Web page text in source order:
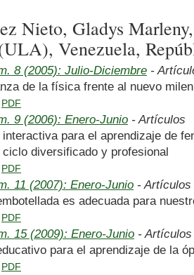
Nieto, Gladys
Venezuela,
8 (2005): Julio-Diciembre -
de la física frente al nuevo
PDF
9 (2006): Enero-Junio - Artículos
interactiva para el aprendizaje de
diversificado y profesional
PDF
11 (2007): Enero-Junio - Artículos
es adecuada para
PDF
15 (2009): Enero-Junio - Artículos
para el aprendizaje de la
PDF